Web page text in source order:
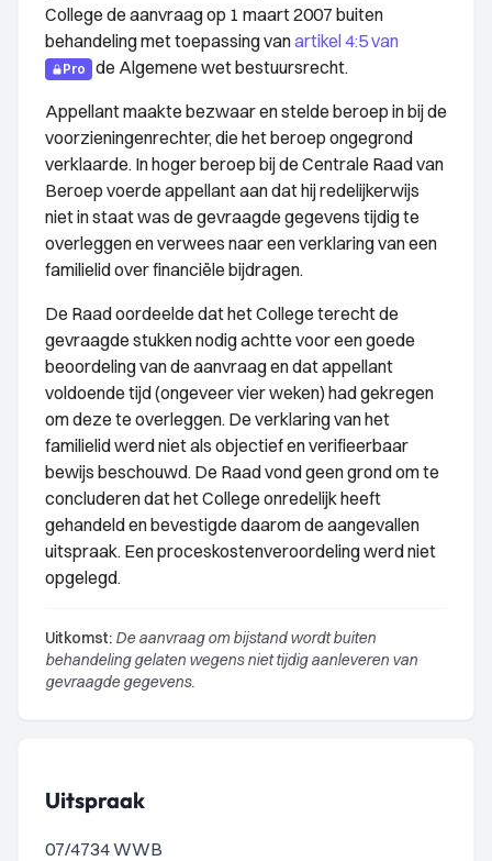
College de aanvraag op 1 maart 2007 buiten
behandeling met toepassing vanartikel 4:5 van
Pro
de Algemene wet bestuursrecht.
Appellant maakte bezwaar en stelde beroep in bij de
voorzieningenrechter, die het beroep ongegrond
verklaarde. In hoger beroep bij de Centrale Raad van
Beroep voerde appellant aan dat hij redelijkerwijs
niet in staat was de gevraagde gegevens tijdig te
overleggen en verwees naar een verklaring van een
familielid over financiële bijdragen.
De Raad oordeelde dat het College terecht de
gevraagde stukken nodig achtte voor een goede
beoordeling van de aanvraag en dat appellant
voldoende tijd (ongeveer vier weken) had gekregen
om deze te overleggen. De verklaring van het
familielid werd niet als objectief en verifieerbaar
bewijs beschouwd. De Raad vond geen grond om te
concluderen dat het College onredelijk heeft
gehandeld en bevestigde daarom de aangevallen
uitspraak. Een proceskostenveroordeling werd niet
opgelegd.
Uitkomst: De aanvraag om bijstand wordt buiten
behandeling gelaten wegens niet tijdig aanleveren van
gevraagde gegevens.
Uitspraak
07/4734 WWB